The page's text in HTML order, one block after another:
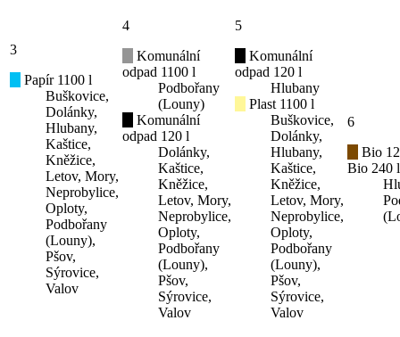
3
Papír 1100 l
Buškovice,
Dolánky,
Hlubany,
Kaštice,
Kněžice,
Letov, Mory,
Neprobylice,
Oploty,
Podbořany
(Louny),
Pšov,
Sýrovice,
Valov
4
Komunální
odpad 1100 l
Podbořany
(Louny)
Komunální
odpad 120 l
Dolánky,
Kaštice,
Kněžice,
Letov, Mory,
Neprobylice,
Oploty,
Podbořany
(Louny),
Pšov,
Sýrovice,
Valov
5
Komunální
odpad 120 l
Hlubany
Plast 1100 l
Buškovice,
Dolánky,
Hlubany,
Kaštice,
Kněžice,
Letov, Mory,
Neprobylice,
Oploty,
Podbořany
(Louny),
Pšov,
Sýrovice,
Valov
6
Bio
Bio 240 l